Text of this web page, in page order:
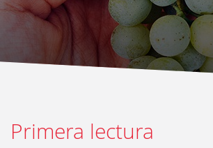
Primera lectura